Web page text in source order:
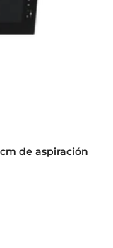
de aspiración